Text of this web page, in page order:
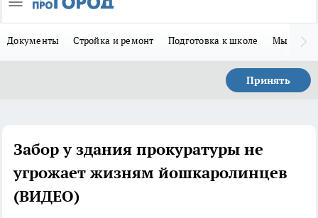
Документы Стройка и ремонт Подготовка к школе Мы в MAX
Принять
Забор у здания прокуратуры не
угрожает жизням йошкаролинцев
(ВИДЕО)